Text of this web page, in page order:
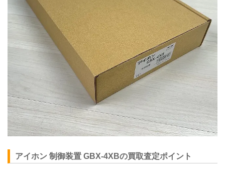
アイホン 制御装置 GBX-4XBの買取査定ポイント